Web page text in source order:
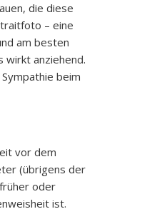
die diese
– eine
am besten
wirkt anziehend.
beim
vor dem
(übrigens der
oder
ist.